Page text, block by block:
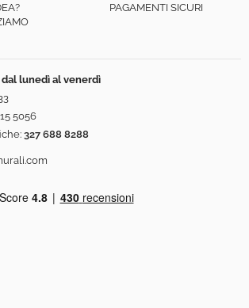
PAGAMENTI SICURI
lunedì al venerdì
5056
327 688 8288